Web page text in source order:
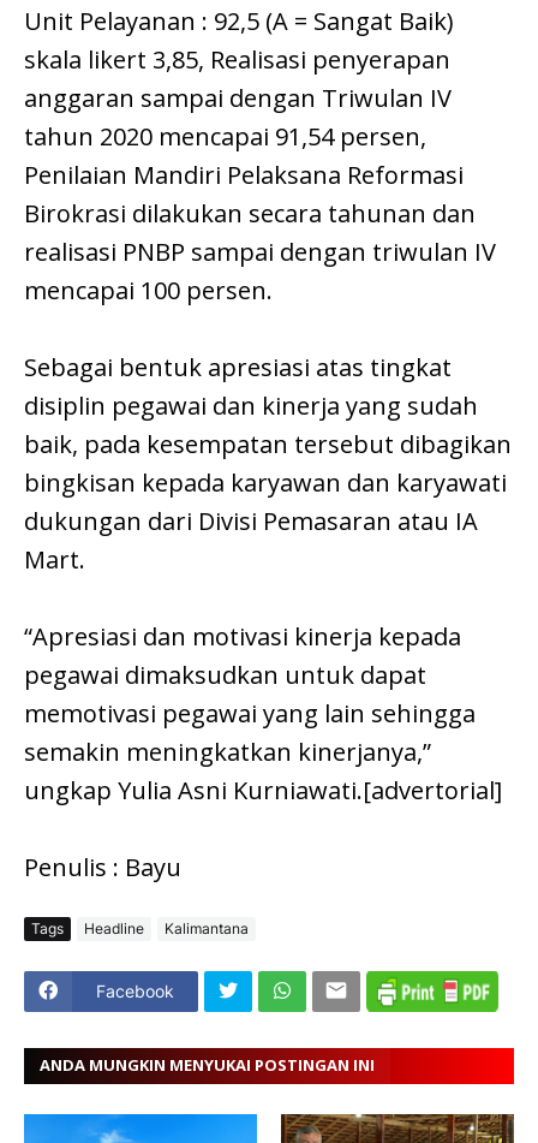
Unit Pelayanan : 92,5 (A = Sangat Baik)
skala likert 3,85, Realisasi penyerapan
anggaran sampai dengan Triwulan IV
tahun 2020 mencapai 91,54 persen,
Penilaian Mandiri Pelaksana Reformasi
Birokrasi dilakukan secara tahunan dan
realisasi PNBP sampai dengan triwulan IV
mencapai 100 persen.
Sebagai bentuk apresiasi atas tingkat
disiplin pegawai dan kinerja yang sudah
baik, pada kesempatan tersebut dibagikan
bingkisan kepada karyawan dan karyawati
dukungan dari Divisi Pemasaran atau IA
Mart.
“Apresiasi dan motivasi kinerja kepada
pegawai dimaksudkan untuk dapat
memotivasi pegawai yang lain sehingga
semakin meningkatkan kinerjanya,”
ungkap Yulia Asni Kurniawati.[advertorial]
Penulis : Bayu
Tags Headline Kalimantana
Facebook
ANDA MUNGKIN MENYUKAI POSTINGAN INI